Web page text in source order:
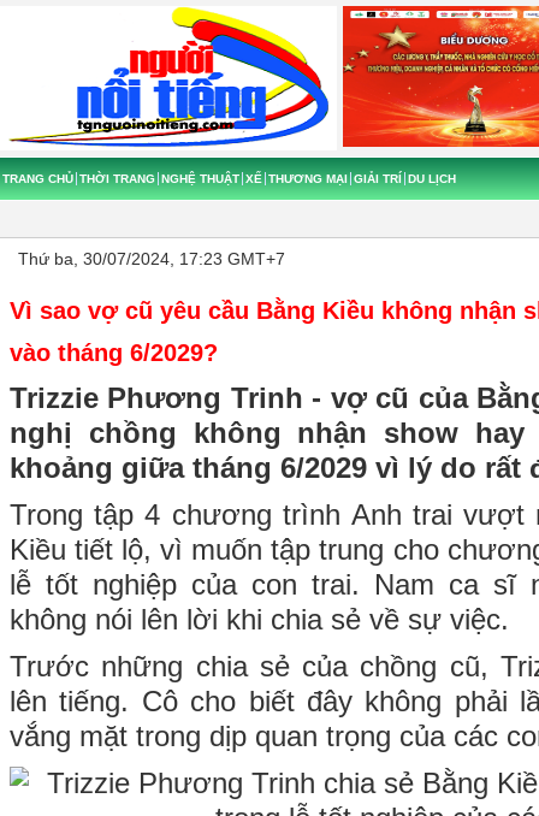
TRANG CHỦ THỜI TRANG NGHỆ THUẬT XẾ THƯƠNG MẠI GIẢI TRÍ DU LỊCH
Thứ ba, 30/07/2024, 17:23 GMT+7
Vì sao vợ cũ yêu cầu Bằng Kiều không nhận
vào tháng 6/2029?
Trizzie Phương Trinh - vợ cũ của
nghị chồng không nhận show
khoảng giữa tháng 6/2029 vì lý do rất
Trong tập 4 chương trình Anh trai vượt
Kiều tiết lộ, vì muốn tập trung cho
lễ tốt nghiệp của con trai. Nam ca sĩ
không nói lên lời khi chia sẻ về sự việc.
Trước những chia sẻ của chồng cũ,
lên tiếng. Cô cho biết đây không phải
vắng mặt trong dịp quan trọng của các